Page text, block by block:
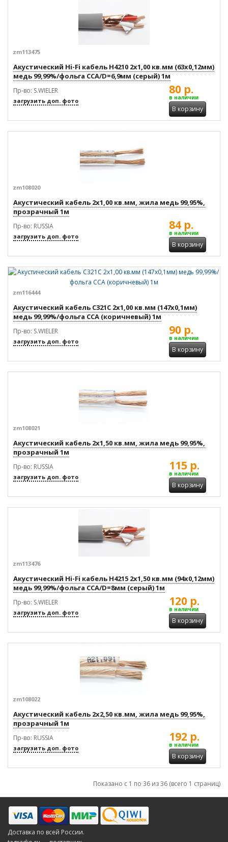
zm113475
Акустический Hi-Fi кабель H4210 2x1,00 кв.мм (63x0,12мм)
медь 99,99%/фольга CCA/D=6,9мм (серый) 1м
Пр-во: S.WIELER
загрузить доп. фото
80 р.
в наличии
В корзину
zm108020
Акустический кабель 2x1,00 кв.мм, жила медь 99,95%,
прозрачный 1м
Пр-во: RUSSIA
загрузить доп. фото
84 р.
в наличии
В корзину
zm116444
Акустический кабель С321С 2x1,00 кв.мм (147x0,1мм)
медь 99,99%/фольга CCA (коричневый) 1м
Пр-во: S.WIELER
загрузить доп. фото
90 р.
в наличии
В корзину
zm108021
Акустический кабель 2x1,50 кв.мм, жила медь 99,95%,
прозрачный 1м
Пр-во: RUSSIA
загрузить доп. фото
115 р.
в наличии
В корзину
zm113476
Акустический Hi-Fi кабель H4215 2x1,50 кв.мм (94x0,12мм)
медь 99,99%/фольга CCA/D=8мм (серый) 1м
Пр-во: S.WIELER
загрузить доп. фото
120 р.
в наличии
В корзину
zm108022
Акустический кабель 2x2,50 кв.мм, жила медь 99,95%,
прозрачный 1м
Пр-во: RUSSIA
загрузить доп. фото
192 р.
в наличии
В корзину
Показано с 1 по 36 из 36 (всего 1 страниц)
Доставка по всей России.